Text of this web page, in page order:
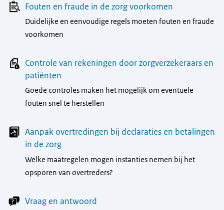
Fouten en fraude in de zorg voorkomen
Duidelijke en eenvoudige regels moeten fouten en fraude
voorkomen
Controle van rekeningen door zorgverzekeraars en
patiënten
Goede controles maken het mogelijk om eventuele
fouten snel te herstellen
Aanpak overtredingen bij declaraties en betalingen
in de zorg
Welke maatregelen mogen instanties nemen bij het
opsporen van overtreders?
Vraag en antwoord